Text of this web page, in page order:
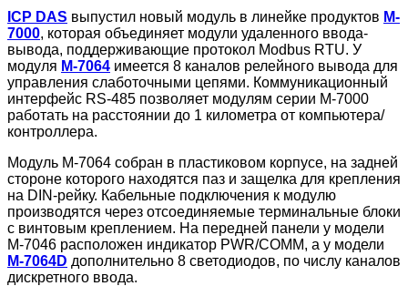
ICP DAS выпустил новый модуль в линейке продуктов M-
7000, которая объединяет модули удаленного ввода-
вывода, поддерживающие протокол Modbus RTU. У
модуля M-7064 имеется 8 каналов релейного вывода для
управления слаботочными цепями. Коммуникационный
интерфейс RS-485 позволяет модулям серии M-7000
работать на расстоянии до 1 километра от компьютера/
контроллера.
Модуль M-7064 собран в пластиковом корпусе, на задней
стороне которого находятся паз и защелка для крепления
на DIN-рейку. Кабельные подключения к модулю
производятся через отсоединяемые терминальные блоки
с винтовым креплением. На передней панели у модели
M-7046 расположен индикатор PWR/COMM, а у модели
M-7064D дополнительно 8 светодиодов, по числу каналов
дискретного ввода.